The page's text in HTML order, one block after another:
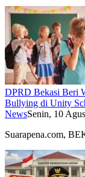
DPRD Bekasi Beri
Bullying di Unity
NewsSenin, 10
Suarapena.com,